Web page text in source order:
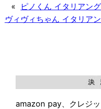
«
ピノくん イタリアン
ヴィヴィちゃん イタリア
amazon pay、クレジ